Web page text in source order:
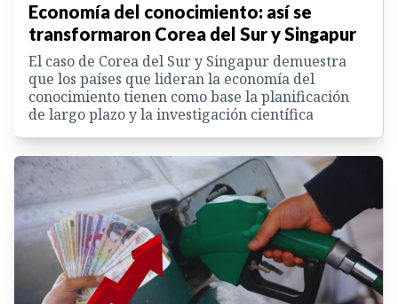
Economía del conocimiento: así se
transformaron Corea del Sur y Singapur
El caso de Corea del Sur y Singapur demuestra
que los países que lideran la economía del
conocimiento tienen como base la planificación
de largo plazo y la investigación científica